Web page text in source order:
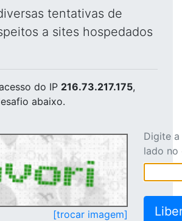
tentativas de
a sites hospedados
do IP 216.73.217.175,
abaixo.
[trocar imagem]
Digite
lado no